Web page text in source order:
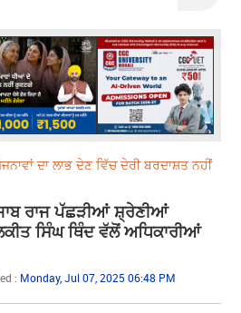
ਦਾ ਲਾਭ ਦੇਣ ਵਿੱਚ ਦੇਰੀ ਬਰਦਾਸ਼ਤ ਨਹੀਂ
ਰਾਜ ਪੱਛੜੀਆਂ ਸ਼੍ਰੇਣੀਆਂ
ਸਿੰਘ ਥਿੰਦ ਵੱਲੋਂ ਅਧਿਕਾਰੀਆਂ
: Monday, Jul 07, 2025 06:48 PM